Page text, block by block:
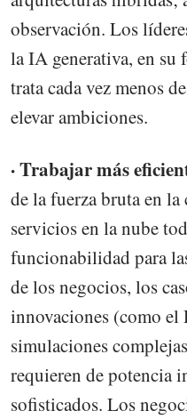
observación. Los
la IA generativa, en su
trata cada vez menos
elevar ambiciones.
· Trabajar más
de la fuerza bruta en
servicios en la nube
funcionabilidad para
de los negocios, los
innovaciones (como el
simulaciones
requieren de potencia
sofisticados. Los